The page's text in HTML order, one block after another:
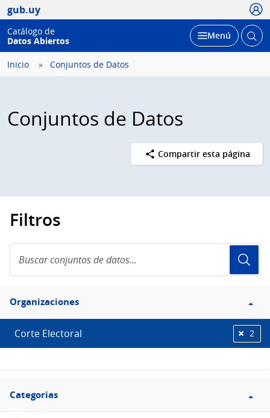
gub.uy
Catálogo de
Datos Abiertos
Desplegar
Menú Abrir
Inicio Conjuntos de Datos
Conjuntos de Datos
Compartir esta página
Filtros
conjuntos
de
Filtro
Organizaciones
Organizaciones
Corte Electoral 2
Filtro
Categorias
Categorias